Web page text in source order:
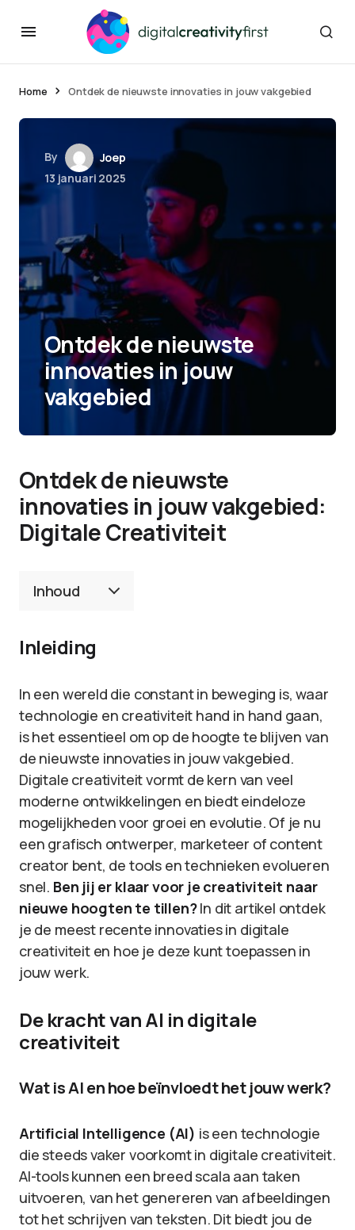
Home Ontdek de nieuwste innovaties in jouw vakgebied
By
Joep
13 januari 2025
Ontdek de nieuwste
innovaties in jouw
vakgebied
Ontdek de nieuwste
innovaties in jouw vakgebied:
Digitale Creativiteit
Inhoud
Inleiding
In een wereld die constant in beweging is, waar
technologie en creativiteit hand in hand gaan,
is het essentieel om op de hoogte te blijven van
de nieuwste innovaties in jouw vakgebied.
Digitale creativiteit vormt de kern van veel
moderne ontwikkelingen en biedt eindeloze
mogelijkheden voor groei en evolutie. Of je nu
een grafisch ontwerper, marketeer of content
creator bent, de tools en technieken evolueren
snel. Ben jij er klaar voor je creativiteit naar
nieuwe hoogten te tillen?In dit artikel ontdek
je de meest recente innovaties in digitale
creativiteit en hoe je deze kunt toepassen in
jouw werk.
De kracht van AI in digitale
creativiteit
Wat is AI en hoe beïnvloedt het jouw werk?
Artificial Intelligence (AI) is een technologie
die steeds vaker voorkomt in digitale creativiteit.
AI-tools kunnen een breed scala aan taken
uitvoeren, van het genereren van afbeeldingen
tot het schrijven van teksten. Dit biedt jou de